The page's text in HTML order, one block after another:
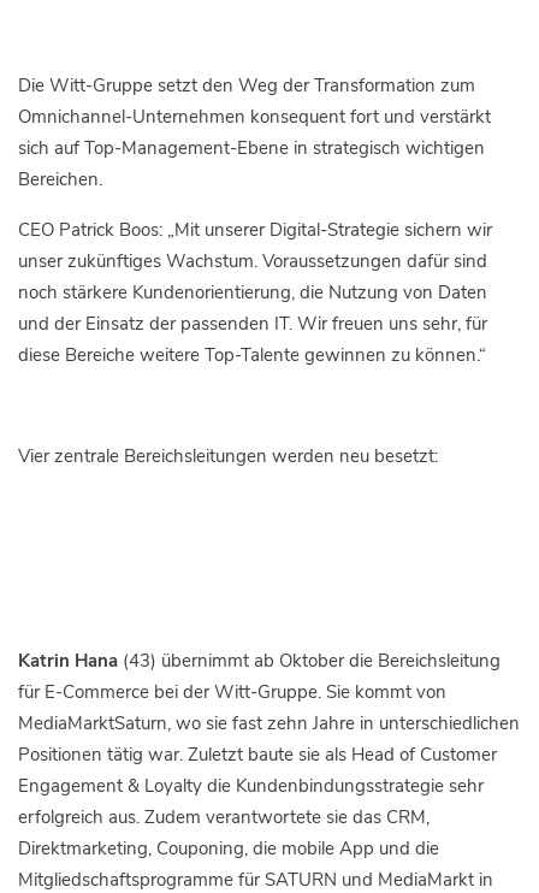
Die Witt-Gruppe setzt den Weg der Transformation zum
Omnichannel-Unternehmen konsequent fort und verstärkt
sich auf Top-Management-Ebene in strategisch wichtigen
Bereichen.
CEO Patrick Boos: „Mit unserer Digital-Strategie sichern wir
unser zukünftiges Wachstum. Voraussetzungen dafür sind
noch stärkere Kundenorientierung, die Nutzung von Daten
und der Einsatz der passenden IT. Wir freuen uns sehr, für
diese Bereiche weitere Top-Talente gewinnen zu können.“
Vier zentrale Bereichsleitungen werden neu besetzt:
Katrin Hana (43) übernimmt ab Oktober die Bereichsleitung
für E-Commerce bei der Witt-Gruppe. Sie kommt von
MediaMarktSaturn, wo sie fast zehn Jahre in unterschiedlichen
Positionen tätig war. Zuletzt baute sie als Head of Customer
Engagement & Loyalty die Kundenbindungsstrategie sehr
erfolgreich aus. Zudem verantwortete sie das CRM,
Direktmarketing, Couponing, die mobile App und die
Mitgliedschaftsprogramme für SATURN und MediaMarkt in